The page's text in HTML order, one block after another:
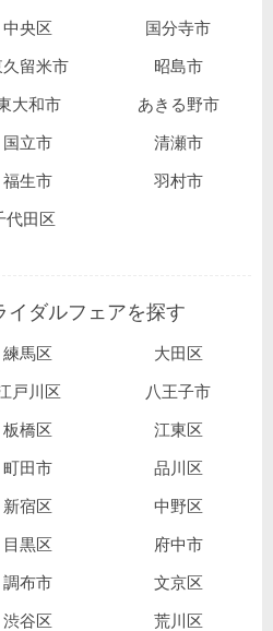
中央区 国分寺市
久留米市 昭島市
大和市 あきる野市
国立市 清瀬市
福生市 羽村市
代田区
イダルフェアを探す
練馬区 大田区
戸川区 八王子市
板橋区 江東区
町田市 品川区
新宿区 中野区
目黒区 府中市
調布市 文京区
渋谷区 荒川区